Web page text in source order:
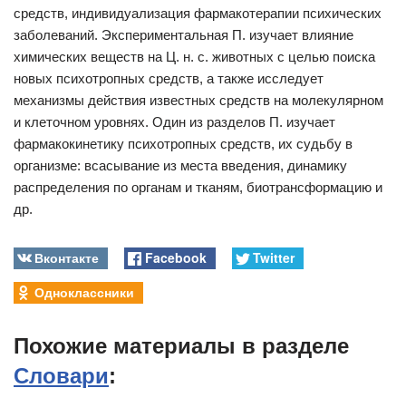
средств, индивидуализация фармакотерапии психических
заболеваний. Экспериментальная П. изучает влияние
химических веществ на Ц. н. с. животных с целью поиска
новых психотропных средств, а также исследует
механизмы действия известных средств на молекулярном
и клеточном уровнях. Один из разделов П. изучает
фармакокинетику психотропных средств, их судьбу в
организме: всасывание из места введения, динамику
распределения по органам и тканям, биотрансформацию и
др.
Вконтакте Facebook
Twitter
Одноклассники
Похожие материалы в разделе
Словари: